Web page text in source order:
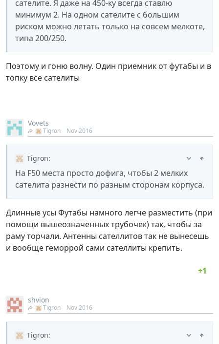
сателите. Я даже на 450-ку всегда ставлю
минимум 2. На одном сателите с большим
риском можно летать только на совсем мелкоте,
типа 200/250.
Поэтому и гоню волну. Один приемник от футабы и в
топку все сателиты
Vovets
Tigron Nov 2016
Tigron:
На F50 места просто дофига, чтобы 2 мелких
сателита разнести по разным сторонам корпуса.
Длинные усы Футабы намного легче разместить (при
помощи вышеозначенных трубочек) так, чтобы за
раму торчали. Антенны сателлитов так не вынесешь
и вообще геморрой сами сателлиты крепить.
shvion
Tigron Nov 2016
Tigron: